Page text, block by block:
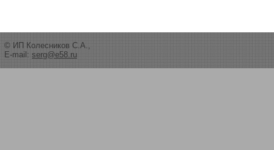
© ИП Колесников С.А.,
E-mail: serg@e58.ru